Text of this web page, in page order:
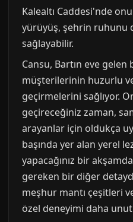
Kalealtı Caddesi'nde
yürüyüş, şehrin ruhunu
sağlayabilir.
Cansu, Bartın eve
müşterilerinin huzurlu
geçirmelerini sağlıyor.
geçireceğiniz zaman,
arayanlar için oldukça
başında yer alan yerel
yapacağınız bir
gereken bir diğer
meşhur mantı çeşitleri
özel deneyimi daha